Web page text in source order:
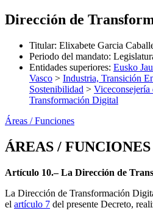
Dirección de
Titular: Elixabete Garcia
Periodo del mandato:
Entidades superiores: Eusko
Vasco > Industria, Transición
Sostenibilidad >
Transformación Digital
Áreas / Funciones
ÁREAS / FUNCIONES
Artículo 10.– La Dirección de
La Dirección de Transformación
el artículo 7 del presente Decreto,